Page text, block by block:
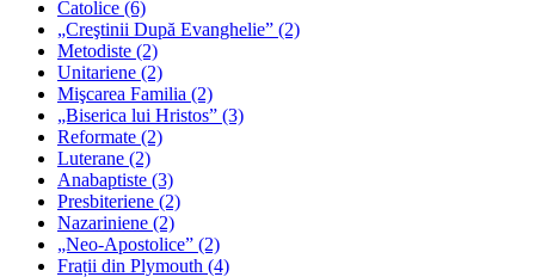
Catolice (6)
„Creştinii După Evanghelie” (2)
Metodiste (2)
Unitariene (2)
Mişcarea Familia (2)
„Biserica lui Hristos” (3)
Reformate (2)
Luterane (2)
Anabaptiste (3)
Presbiteriene (2)
Nazariniene (2)
„Neo-Apostolice” (2)
Frații din Plymouth (4)